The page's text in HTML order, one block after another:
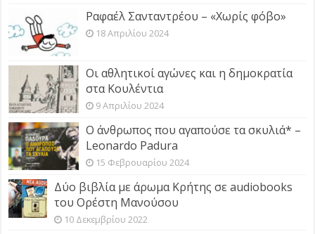
Ραφαέλ Σανταντρέου – «Χωρίς φόβο»
18 Απριλίου 2024
Οι αθλητικοί αγώνες και η δημοκρατία
στα Κουλέντια
9 Απριλίου 2024
Ο άνθρωπος που αγαπούσε τα σκυλιά* –
Leonardo Padura
15 Φεβρουαρίου 2024
Δύο βιβλία με άρωμα Κρήτης σε audiobooks
του Ορέστη Μανούσου
10 Δεκεμβρίου 2022